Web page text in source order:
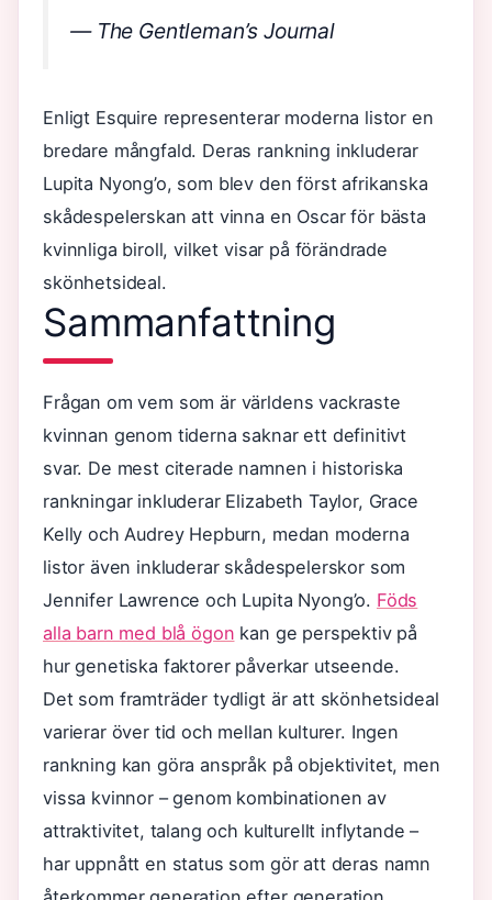
— The Gentleman’s Journal
Enligt Esquire representerar moderna listor en
bredare mångfald. Deras rankning inkluderar
Lupita Nyong’o, som blev den först afrikanska
skådespelerskan att vinna en Oscar för bästa
kvinnliga biroll, vilket visar på förändrade
skönhetsideal.
Sammanfattning
Frågan om vem som är världens vackraste
kvinnan genom tiderna saknar ett definitivt
svar. De mest citerade namnen i historiska
rankningar inkluderar Elizabeth Taylor, Grace
Kelly och Audrey Hepburn, medan moderna
listor även inkluderar skådespelerskor som
Jennifer Lawrence och Lupita Nyong’o. Föds
alla barn med blå ögon kan ge perspektiv på
hur genetiska faktorer påverkar utseende.
Det som framträder tydligt är att skönhetsideal
varierar över tid och mellan kulturer. Ingen
rankning kan göra anspråk på objektivitet, men
vissa kvinnor – genom kombinationen av
attraktivitet, talang och kulturellt inflytande –
har uppnått en status som gör att deras namn